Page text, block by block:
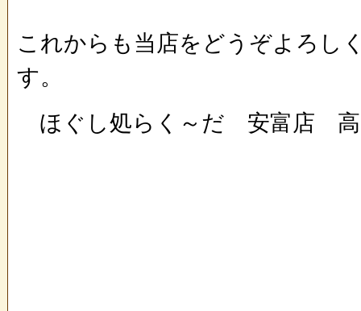
これからも当店をどうぞよろし
す。
ほぐし処らく～だ 安富店 高